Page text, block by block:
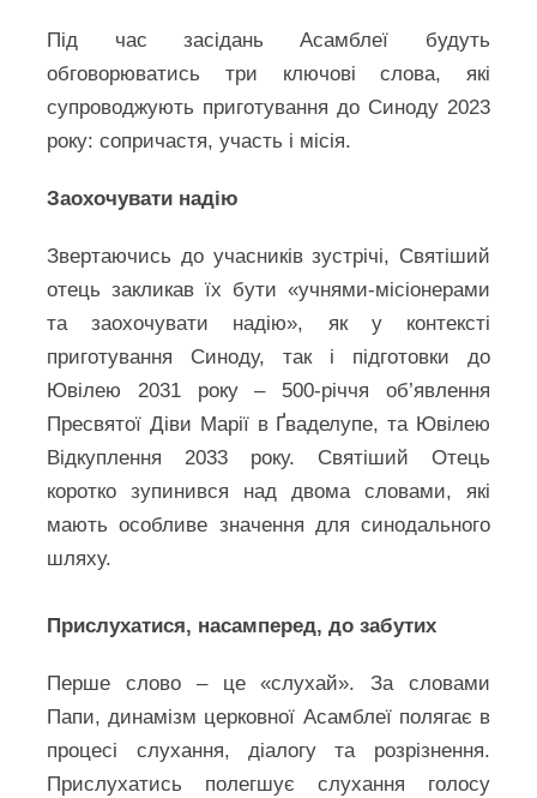
Під час засідань Асамблеї будуть
обговорюватись три ключові слова, які
супроводжують приготування до Синоду 2023
року: сопричастя, участь і місія.
Заохочувати надію
Звертаючись до учасників зустрічі, Святіший
отець закликав їх бути «учнями-місіонерами
та заохочувати надію», як у контексті
приготування Синоду, так і підготовки до
Ювілею 2031 року – 500-річчя об’явлення
Пресвятої Діви Марії в Ґваделупе, та Ювілею
Відкуплення 2033 року. Святіший Отець
коротко зупинився над двома словами, які
мають особливе значення для синодального
шляху.
Прислухатися, насамперед, до забутих
Перше слово – це «слухай». За словами
Папи, динамізм церковної Асамблеї полягає в
процесі слухання, діалогу та розрізнення.
Прислухатись полегшує слухання голосу